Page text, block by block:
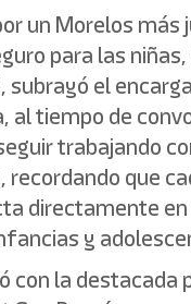
un Morelos más
para las
subrayó el
al tiempo de
trabajando
que
directamente
y
con la destacada